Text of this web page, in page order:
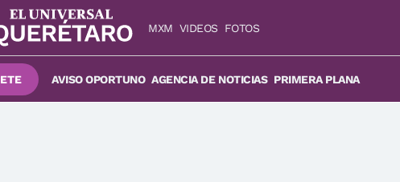
MXM VIDEOS FOTOS
AVISO OPORTUNO AGENCIA DE NOTICIAS PRIMERA PLANA